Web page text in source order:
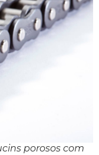
porosos com